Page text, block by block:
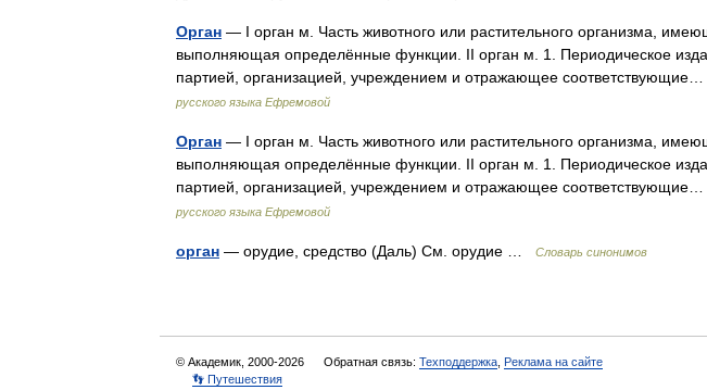
Орган — I орган м. Часть животного или растительного организма,
выполняющая определённые функции. II орган м. 1. Периодическое
партией, организацией, учреждением и отражающее
русского языка Ефремовой
Орган — I орган м. Часть животного или растительного организма,
выполняющая определённые функции. II орган м. 1. Периодическое
партией, организацией, учреждением и отражающее
русского языка Ефремовой
орган — орудие, средство (Даль) См. орудие … Словарь синонимов
© Академик, 2000-2026 Обратная связь: Техподдержка
Реклама на сайте
👣 Путешествия